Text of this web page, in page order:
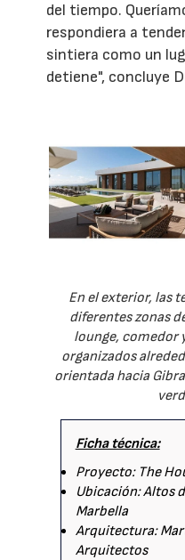
del tiempo.
respondiera a
sintiera como un
detiene", concluye
En el exterior, las
diferentes zonas
lounge, comedor
organizados
orientada hacia
Ficha técnica:
Proyecto: The
Ubicación: Altos
Marbella
Arquitectura:
Arquitectos